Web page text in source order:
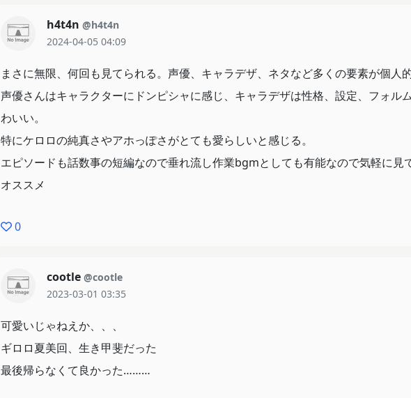
h4t4n @h4t4n
2024-04-05 04:09
まさに無限、何回も見てられる。声優、キャラデザ、ネタなど多くの要素が個人的
声優さんはキャラクターにドンピシャに感じ、キャラデザは性格、設定、フォル
わいい。
特にケロロの純真さやアホっぽさがとても愛らしいと感じる。
エピソードも話数事の短編なので垂れ流し作業bgmとしても有能なので気軽に見
オススメ
0
cootle @cootle
2023-03-01 03:35
可愛いじゃねえか、、、
ギロロ夏美回、生き甲斐だった
最後帰らなくて良かった………